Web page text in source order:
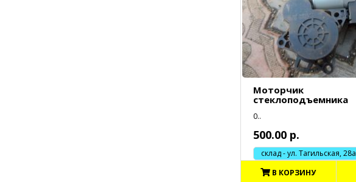
Моторчик
стеклоподъемника
0..
500.00 р.
склад - ул. Тагильская, 28а
В КОРЗИНУ